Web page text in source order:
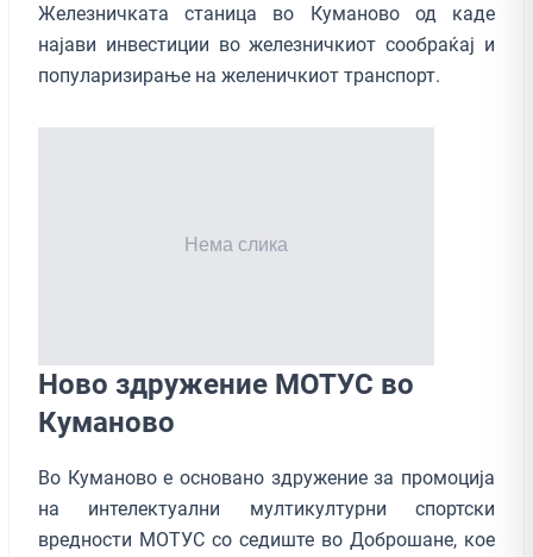
Железничката станица во Куманово од каде
најави инвестиции во железничкиот сообраќај и
популаризирање на желеничкиот транспорт.
Ново здружение МОТУС во
Куманово
Во Куманово е основано здружение за промоција
на интелектуални мултикултурни спортски
вредности МОТУС со седиште во Доброшане, кое